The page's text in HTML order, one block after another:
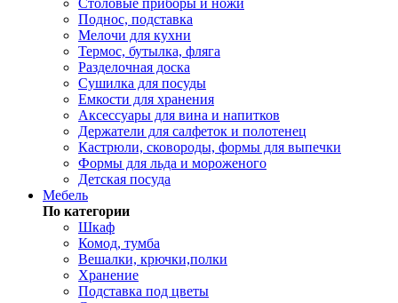
Столовые приборы и ножи
Поднос, подставка
Мелочи для кухни
Термос, бутылка, фляга
Разделочная доска
Сушилка для посуды
Емкости для хранения
Аксессуары для вина и напитков
Держатели для салфеток и полотенец
Кастрюли, сковороды, формы для выпечки
Формы для льда и мороженого
Детская посуда
Мебель
По категории
Шкаф
Комод, тумба
Вешалки, крючки,полки
Хранение
Подставка под цветы